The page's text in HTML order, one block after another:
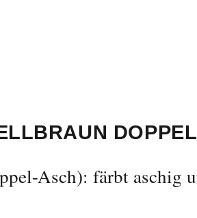
Asch): färbt aschig